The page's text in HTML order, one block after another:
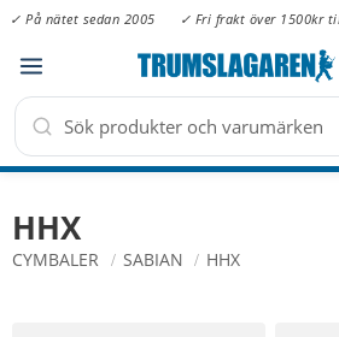
Meny
✓ På nätet sedan 2005 ✓ Fri frakt över 1500kr
HHX
CYMBALER SABIAN HHX